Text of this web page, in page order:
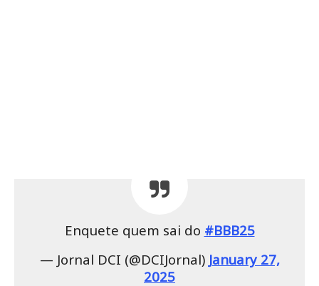
Enquete quem sai do #BBB25
— Jornal DCI (@DCIJornal) January 27,
2025